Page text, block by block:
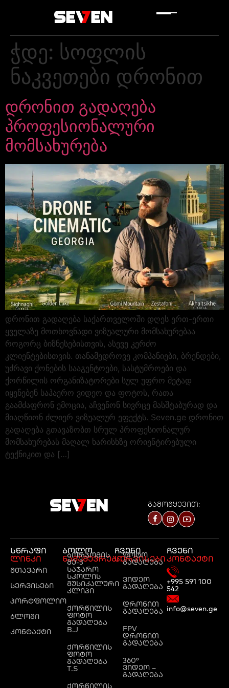
ჭდე: სოფლის
ნაკვეთები დრონით
დრონით გადაღება
პროფესიონალური
მომსახურება
დრონით გადაღება საქართველოში დღეს ერთ-ერთი
ყველაზე მოთხოვნადი ვიზუალური მომსახურებაა
როგორც ბიზნესებისთვის, ასევე კერძო
კლიენტებისთვის. თანამედროვე კომპანიები, ბრენდები,
უძრავი ქონების სააგენტოები, სასტუმროები და
ქორწილის ორგანიზატორები სულ უფრო მეტად
იყენებენ საჰაერო ვიდეო და ფოტოს, რათა
გაამძაფრონ ემოცია, აჩვენონ სივრცე მასშტაბურად და
მიაღწიონ ძლიერ ვიზუალურ ეფექტს. Seven.ge დრონით
გადაღება გთავაზობთ სრულ პროფესიონალურ
მომსახურებას მაღალ ხარისხზე ორიენტირებული
ტექნიკით და […]
გამოგყევით:
სწრაფი
ლინკი
მთავარი
სერვისები
პორტფოლიო
ბლოგი
კონტაქტი
ბოლო
ნამუშევრები
ბორჯომის
მე-3
საჯარო
სკოლის
მუსიკალური
კლიპი
ქორწილის
ფოტო
გადაღება
B.J
ქორწილის
ფოტო
გადაღება
T.S
ქორწილის
ჩვენი
სერვისები
ფოტო
გადაღება
ვიდეო
გადაღება
დრონით
გადაღება
FPV
დრონით
გადაღება
360°
ვიდეო –
გადაღება
ჩვენი
კონტაქტი
+995 591 100
542
info@seven.ge